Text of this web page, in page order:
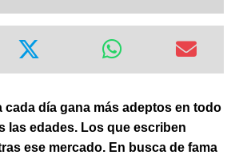
cada día gana más adeptos en todo
las edades. Los que escriben
ese mercado. En busca de fama